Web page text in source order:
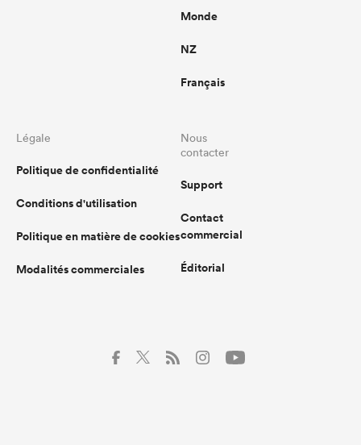
Monde
NZ
Français
Légale
Politique de confidentialité
Conditions d'utilisation
Politique en matière de cookies
Modalités commerciales
Nous
contacter
Support
Contact
commercial
Éditorial